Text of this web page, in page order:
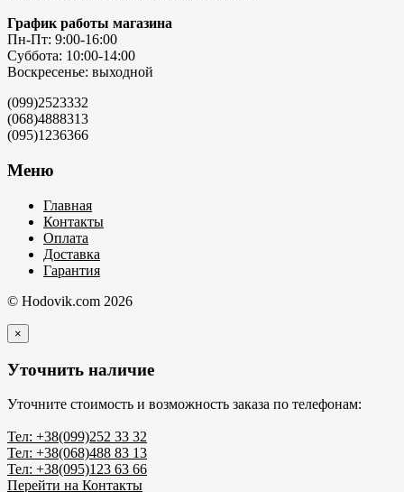
График работы магазина
Пн-Пт: 9:00-16:00
Суббота: 10:00-14:00
Воскресенье: выходной
(099)2523332
(068)4888313
(095)1236366
Меню
Главная
Контакты
Оплата
Доставка
Гарантия
© Hodovik.com 2026
×
Уточнить наличие
Уточните стоимость и возможность заказа по телефонам:
Тел: +38(099)252 33 32
Тел: +38(068)488 83 13
Тел: +38(095)123 63 66
Перейти на Контакты